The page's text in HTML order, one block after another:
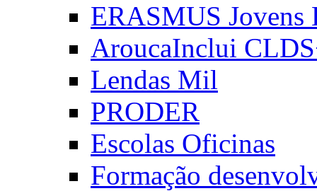
ERASMUS Jovens
AroucaInclui
Lendas Mil
PRODER
Escolas Oficinas
Formação